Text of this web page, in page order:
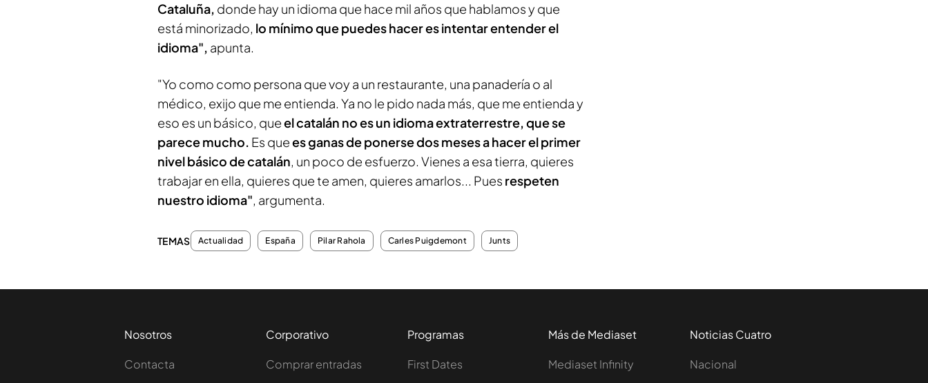
Cataluña, donde hay un idioma que hace mil años que hablamos y que
está minorizado, lo mínimo que puedes hacer es intentar entender el
idioma", apunta.
"Yo como como persona que voy a un restaurante, una panadería o al
médico, exijo que me entienda. Ya no le pido nada más, que me entienda y
eso es un básico, queel catalán no es un idioma extraterrestre, que se
parece mucho. Es quees ganas de ponerse dos meses a hacer el primer
nivel básico de catalán, un poco de esfuerzo. Vienes a esa tierra, quieres
trabajar en ella, quieres que te amen, quieres amarlos... Pues respeten
nuestro idioma", argumenta.
TEMAS Actualidad España Pilar Rahola Carles Puigdemont Junts
Nosotros
Contacta
Corporativo
Comprar entradas
Programas
First Dates
Más de Mediaset
Mediaset Infinity
Noticias Cuatro
Nacional